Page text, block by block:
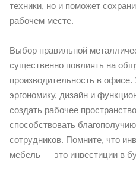
техники, но и поможет
рабочем месте.
Выбор правильной
существенно повлиять на
производительность в
эргономику, дизайн и
создать рабочее
способствовать
сотрудников. Помните, что
мебель — это инвестиции в